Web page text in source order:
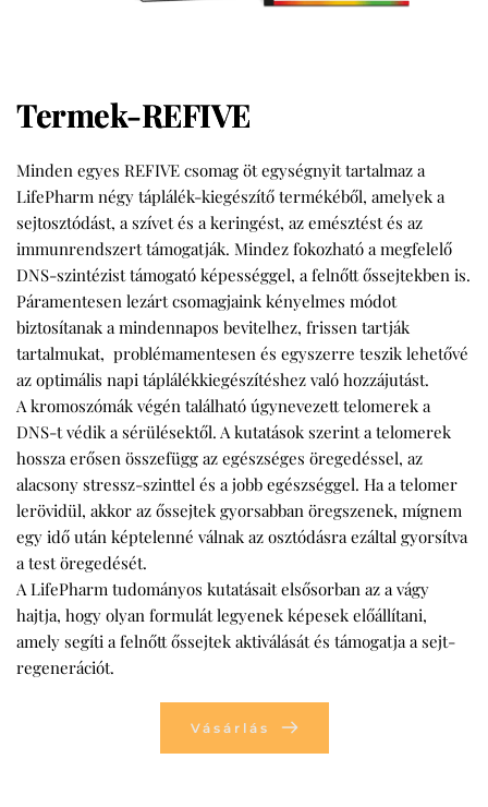
Termek-REFIVE
Minden egyes REFIVE csomag öt egységnyit tartalmaz a
LifePharm négy táplálék-kiegészítő termékéből, amelyek a
sejtosztódást, a szívet és a keringést, az emésztést és az
immunrendszert támogatják. Mindez fokozható a megfelelő
DNS-szintézist támogató képességgel, a felnőtt őssejtekben is.
Páramentesen lezárt csomagjaink kényelmes módot
biztosítanak a mindennapos bevitelhez, frissen tartják
tartalmukat, problémamentesen és egyszerre teszik lehetővé
az optimális napi táplálékkiegészítéshez való hozzájutást.
A kromoszómák végén található úgynevezett telomerek a
DNS-t védik a sérülésektől. A kutatások szerint a telomerek
hossza erősen összefügg az egészséges öregedéssel, az
alacsony stressz-szinttel és a jobb egészséggel. Ha a telomer
lerövidül, akkor az őssejtek gyorsabban öregszenek, mígnem
egy idő után képtelenné válnak az osztódásra ezáltal gyorsítva
a test öregedését.
A LifePharm tudományos kutatásait elsősorban az a vágy
hajtja, hogy olyan formulát legyenek képesek előállítani,
amely segíti a felnőtt őssejtek aktiválását és támogatja a sejt-
regenerációt.
Vásárlás